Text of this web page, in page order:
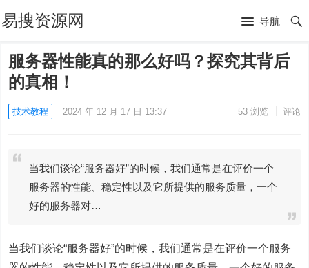
易搜资源网 导航
服务器性能真的那么好吗？探究其背后
的真相！
技术教程 2024 年 12 月 17 日 13:37 53浏览 评论
当我们谈论“服务器好”的时候，我们通常是在评价一个
服务器的性能、稳定性以及它所提供的服务质量，一个
好的服务器对…
当我们谈论“服务器好”的时候，我们通常是在评价一个服务